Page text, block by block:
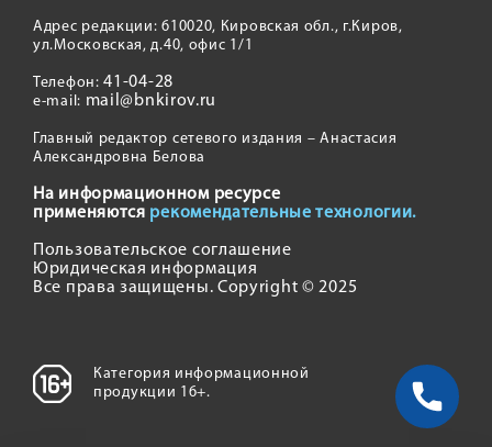
Адрес редакции: 610020, Кировская обл., г.Киров,
ул.Московская, д.40, офис 1/1
Телефон:41-04-28
e-mail: mail@bnkirov.ru
Главный редактор сетевого издания – Анастасия
Александровна Белова
На информационном ресурсе
применяются рекомендательные технологии.
Пользовательское соглашение
Юридическая информация
Все права защищены. Copyright © 2025
Категория информационной
продукции 16+.